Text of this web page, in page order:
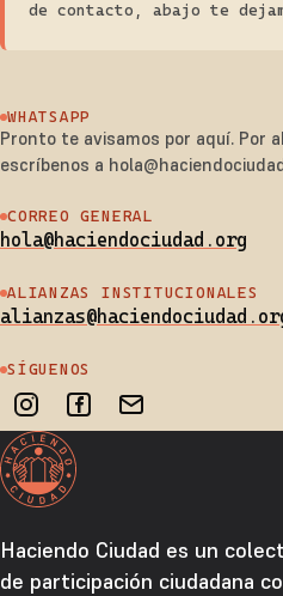
de contacto, abajo te
WHATSAPP
Pronto te avisamos por aquí. Por
escríbenos a
CORREO GENERAL
hola@haciendociudad.org
ALIANZAS INSTITUCIONALES
SÍGUENOS
Haciendo Ciudad es un
de participación ciudadana